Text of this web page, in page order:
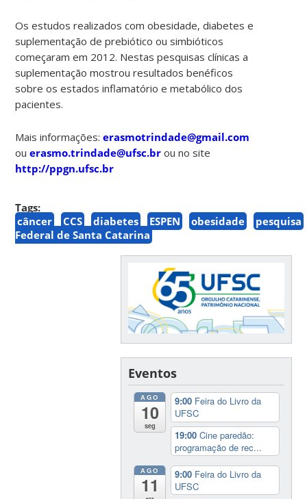
Os estudos realizados com obesidade, diabetes e
suplementação de prebiótico ou simbióticos
começaram em 2012. Nestas pesquisas clínicas a
suplementação mostrou resultados benéficos
sobre os estados inflamatório e metabólico dos
pacientes.
Mais informações:erasmotrindade@gmail.com
ouerasmo.trindade@ufsc.br ou no site
http://ppgn.ufsc.br
Tags:
câncer
CCS diabetes ESPEN obesidade
pesquisa
Federal de Santa Catarina
Eventos
AGO
10
seg
9:00 Feira do Livro da
UFSC
19:00Cine paredão:
programação de rec...
AGO
11
9:00 Feira do Livro da
UFSC